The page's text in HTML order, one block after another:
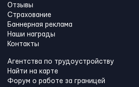
Отзывы
Страхование
Баннерная реклама
Наши награды
Контакты
Агентства по трудоустройству
Найти на карте
Форум о работе за границей